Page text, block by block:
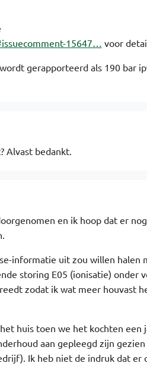
15647… voor
gerapporteerd als 190 bar
Alvast bedankt.
en ik hoop dat er
informatie uit zou willen halen
storing E05 (ionisatie) onder
zodat ik wat meer houvast
huis toen we het kochten een
aan gepleegd zijn gezien
Ik heb niet de indruk dat er